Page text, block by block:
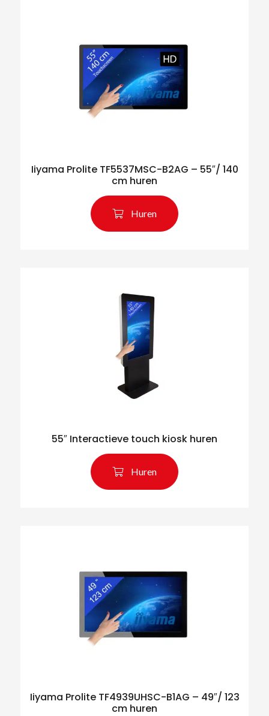
Iiyama Prolite TF5537MSC-B2AG – 55″/ 140
cm huren
Huren
55″ Interactieve touch kiosk huren
Huren
Iiyama Prolite TF4939UHSC-B1AG – 49″/ 123
cm huren